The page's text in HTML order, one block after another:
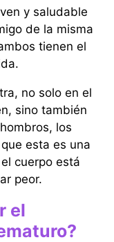
y saludable
de la misma
tienen el
no solo en el
sino también
los
esta es una
cuerpo está
peor.
el